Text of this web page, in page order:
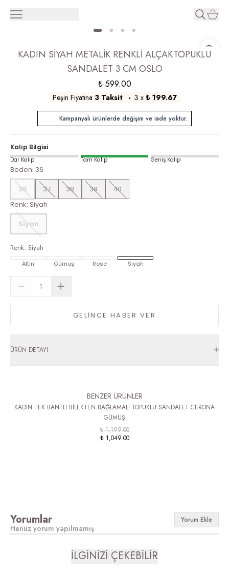
KADIN SİYAH METALİK RENKLİ ALÇAKTOPUKLU
SANDALET 3 CM OSLO
₺ 599.00
Peşin Fiyatına 3 Taksit 3 x ₺ 199.67
Kampanyalı ürünlerde değişim ve iade yoktur.
Kalıp Bilgisi
Dar Kalıp Tam Kalıp Geniş Kalıp
Beden: 36
36
37 38 39
40
Renk: Siyah
Siyah
Renk: Siyah
Altın Gümüş Rose Siyah
GELİNCE HABER VER
ÜRÜN DETAYI
BENZER ÜRÜNLER
KADIN TEK BANTLI BİLEKTEN BAĞLAMALI TOPUKLU SANDALET CERONA
GÜMÜŞ
₺ 1,199.00
₺ 1,049.00
Yorumlar Yorum Ekle
Henüz yorum yapılmamış
İLGİNİZİ ÇEKEBİLİR